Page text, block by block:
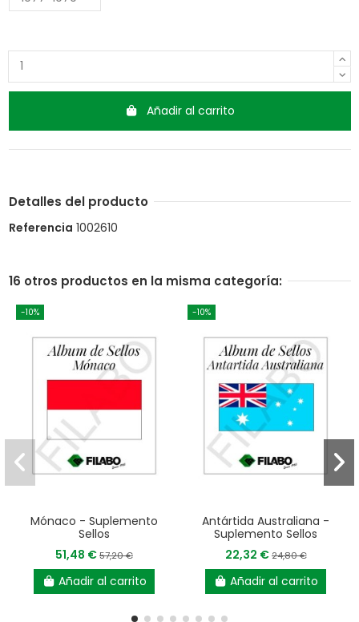
Añadir al carrito
Detalles del producto
Referencia 1002610
16 otros productos en la misma categoría:
-10%
Mónaco - Suplemento
Sellos
51,48 €57,20 €
Añadir al carrito
-10%
Antártida Australiana -
Suplemento Sellos
22,32 €24,80 €
Añadir al carrito